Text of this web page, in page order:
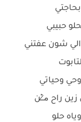
حبيبي
شون عفتني
وحياتي
راح م̷ـــِْن
حلو